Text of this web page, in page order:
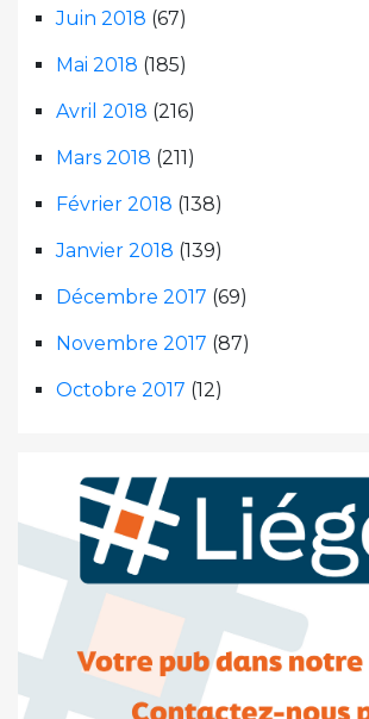
Juin 2018 (67)
Mai 2018 (185)
Avril 2018 (216)
Mars 2018 (211)
Février 2018 (138)
Janvier 2018 (139)
Décembre 2017 (69)
Novembre 2017 (87)
Octobre 2017 (12)